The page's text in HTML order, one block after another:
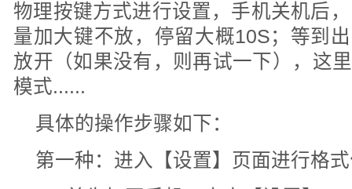
物理按键方式进行设置，手机关机后
量加大键不放，停留大概10S；等到
放开（如果没有，则再试一下），这
模式......
具体的操作步骤如下：
第一种：进入【设置】页面进行格